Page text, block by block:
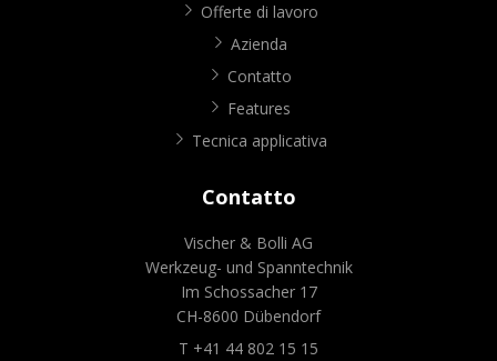
Offerte di lavoro
Azienda
Contatto
Features
Tecnica applicativa
Contatto
Vischer & Bolli AG
Werkzeug- und Spanntechnik
Im Schossacher 17
CH-8600 Dübendorf
T +41 44 802 15 15